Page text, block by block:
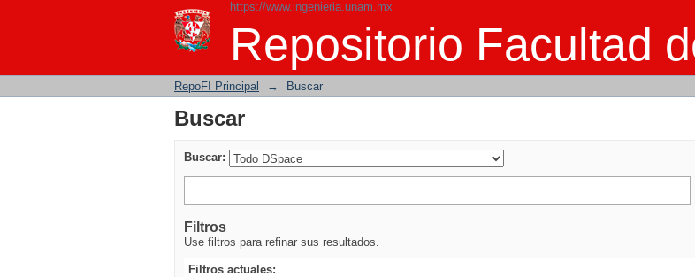
https://www.ingenieria.unam.mx
Repositorio Facultad
Buscar
RepoFI Principal → Buscar
Buscar
Buscar:
Filtros
Use filtros para refinar sus resultados.
Filtros actuales: